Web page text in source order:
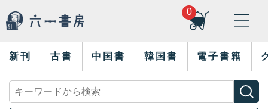
0
新刊 古書 中国書 韓国書 電子書籍